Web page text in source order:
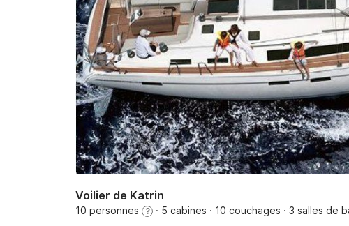
Voilier de Katrin
10 personnes ? · 5 cabines · 10 couchages · 3 salles de